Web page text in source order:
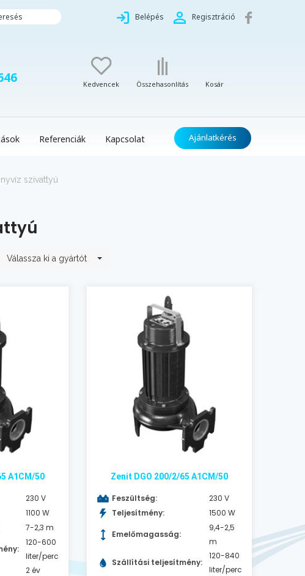
Belépés Regisztráció
Kedvencek Összehasonlítás Kosár
Referenciák Kapcsolat Ajánlatkérés
szivattyú
Válassza ki a gyártót
A1CM/50
230 V
1100 W
7-2,3 m
120-600
liter/perc
2 év
Zenit DGO 200/2/65 A1CM/50
Feszültség:
230 V
Teljesítmény:
1500 W
Emelőmagasság:
9,4-2,5
m
Szállítási teljesítmény:
120-840
liter/perc